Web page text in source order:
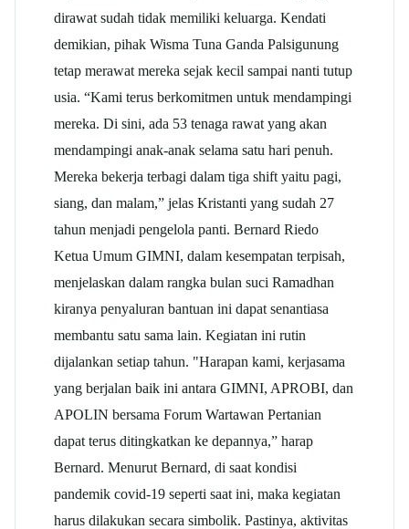
dirawat sudah tidak memiliki keluarga. Kendati
demikian, pihak Wisma Tuna Ganda Palsigunung
tetap merawat mereka sejak kecil sampai nanti tutup
usia. “Kami terus berkomitmen untuk mendampingi
mereka. Di sini, ada 53 tenaga rawat yang akan
mendampingi anak-anak selama satu hari penuh.
Mereka bekerja terbagi dalam tiga shift yaitu pagi,
siang, dan malam,” jelas Kristanti yang sudah 27
tahun menjadi pengelola panti. Bernard Riedo
Ketua Umum GIMNI, dalam kesempatan terpisah,
menjelaskan dalam rangka bulan suci Ramadhan
kiranya penyaluran bantuan ini dapat senantiasa
membantu satu sama lain. Kegiatan ini rutin
dijalankan setiap tahun. "Harapan kami, kerjasama
yang berjalan baik ini antara GIMNI, APROBI, dan
APOLIN bersama Forum Wartawan Pertanian
dapat terus ditingkatkan ke depannya,” harap
Bernard. Menurut Bernard, di saat kondisi
pandemik covid-19 seperti saat ini, maka kegiatan
harus dilakukan secara simbolik. Pastinya, aktivitas